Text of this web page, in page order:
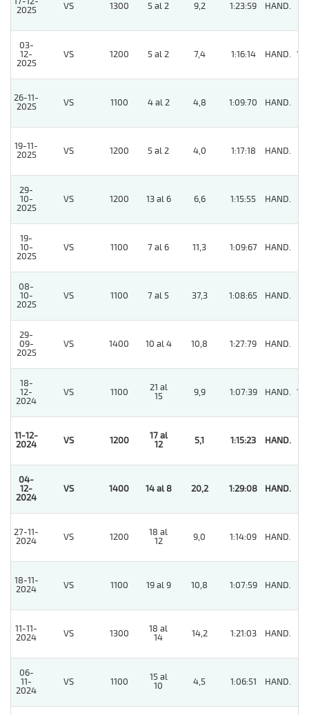
2025
VS 1300 5 al 2 9,2 1:23:59 HAND.
03-
12-
2025
VS 1200 5 al 2 7,4 1:16:14 HAND. 10
26-11-
2025
VS 1100 4 al 2 4,8 1:09:70 HAND.
19-11-
2025
VS 1200 5 al 2 4,0 1:17:18 HAND.
29-
10-
2025
VS 1200 13 al 6 6,6 1:15:55 HAND.
19-
10-
2025
VS 1100 7 al 6 11,3 1:09:67 HAND.
08-
10-
2025
VS 1100 7 al 5 37,3 1:08:65 HAND.
29-
09-
2025
VS 1400 10 al 4 10,8 1:27:79 HAND.
18-
12-
2024
VS 1100
21 al
15
9,9 1:07:39 HAND. 10
11-12-
2024
VS 1200
17 al
12
5,1 1:15:23 HAND.
04-
12-
2024
VS 1400 14 al 8 20,2 1:29:08 HAND.
27-11-
2024
VS 1200
18 al
12
9,0 1:14:09 HAND.
18-11-
2024
VS 1100 19 al 9 10,8 1:07:59 HAND.
11-11-
2024
VS 1300
18 al
14
14,2 1:21:03 HAND.
06-
11-
2024
VS 1100
15 al
10
4,5 1:06:51 HAND.